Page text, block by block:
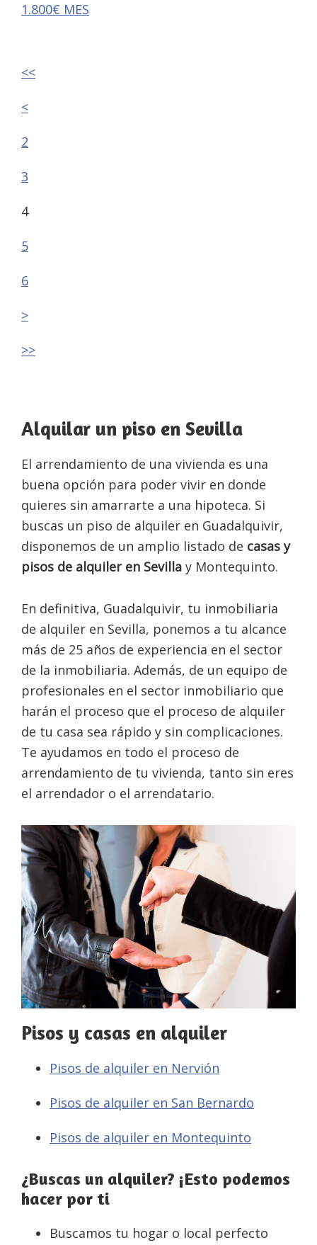
1.800€ MES
<<
<
2
3
4
5
6
>
>>
Alquilar un piso en Sevilla
El arrendamiento de una vivienda es una
buena opción para poder vivir en donde
quieres sin amarrarte a una hipoteca. Si
buscas un piso de alquiler en Guadalquivir,
disponemos de un amplio listado de casas y
pisos de alquiler en Sevilla y Montequinto.
En definitiva, Guadalquivir, tu inmobiliaria
de alquiler en Sevilla, ponemos a tu alcance
más de 25 años de experiencia en el sector
de la inmobiliaria. Además, de un equipo de
profesionales en el sector inmobiliario que
harán el proceso que el proceso de alquiler
de tu casa sea rápido y sin complicaciones.
Te ayudamos en todo el proceso de
arrendamiento de tu vivienda, tanto sin eres
el arrendador o el arrendatario.
Pisos y casas en alquiler
Pisos de alquiler en Nervión
Pisos de alquiler en San Bernardo
Pisos de alquiler en Montequinto
¿Buscas un alquiler? ¡Esto podemos
hacer por ti
Buscamos tu hogar o local perfecto